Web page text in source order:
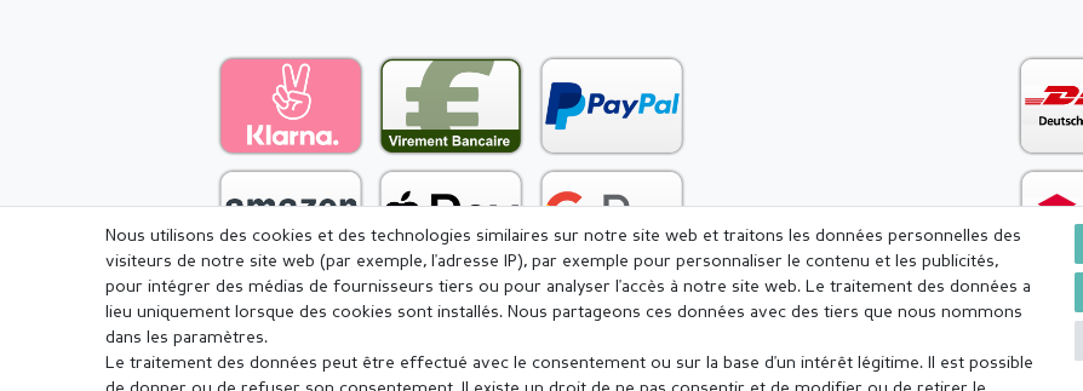
Mentions légales Déclaration de confidentialité Conditions générales Droit de rétractation
Nous utilisons des cookies et des technologies similaires sur notre site web et traitons les données personnelles des
visiteurs de notre site web (par exemple, l'adresse IP), par exemple pour personnaliser le contenu et les publicités,
pour intégrer des médias de fournisseurs tiers ou pour analyser l'accès à notre site web. Le traitement des données a
lieu uniquement lorsque des cookies sont installés. Nous partageons ces données avec des tiers que nous nommons
dans les paramètres.
Le traitement des données peut être effectué avec le consentement ou sur la base d'un intérêt légitime. Il est possible